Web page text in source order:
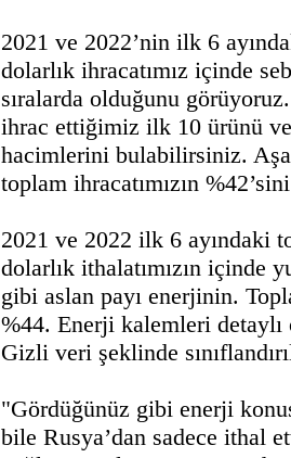
2021 ve 2022’nin ilk 6
dolarlık ihracatımız içinde
sıralarda olduğunu
ihrac ettiğimiz ilk 10 ürünü
hacimlerini bulabilirsiniz.
toplam ihracatımızın
2021 ve 2022 ilk 6 ayındaki
dolarlık ithalatımızın içinde
gibi aslan payı enerjinin.
%44. Enerji kalemleri detaylı
Gizli veri şeklinde
"Gördüğünüz gibi enerji
bile Rusya’dan sadece ithal